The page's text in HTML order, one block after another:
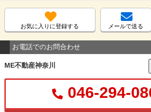
お気に入りに登録する メールで送る
お電話でのお問合わせ
ME不動産神奈川
046-294-